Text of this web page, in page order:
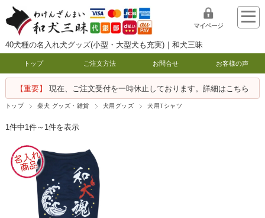
40犬種の名入れ犬グッズ(小型・大型犬も充実)｜和犬三昧
マイページ
トップ ご注文方法 お問合せ お客様の声
【重要】 現在、ご注文受付を一時休止しております。詳細はこちら
トップ 柴犬 グッズ・雑貨 犬用グッズ 犬用Tシャツ
1件中1件～1件を表示